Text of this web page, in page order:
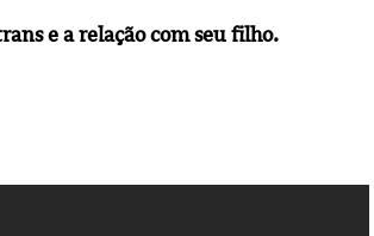
e a relação com seu filho.